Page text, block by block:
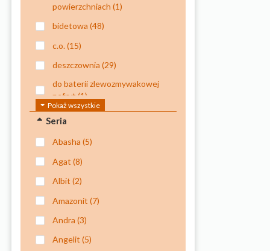
powierzchniach (1)
bidetowa (48)
c.o.(15)
deszczownia (29)
do baterii zlewozmywakowej
nefryt (1)
do czyszczenia powierzchni
szklanych, tj. szyby, kabiny,
lustra(1)
do natrysków
do natrysku kuchennego
do natrysku kuchennego
oraz baterii
wielootworowych
Pokaż wszystkie
Seria
abasha (5)
agat (8)
albit (2)
amazonit (7)
andra (3)
angelit (5)